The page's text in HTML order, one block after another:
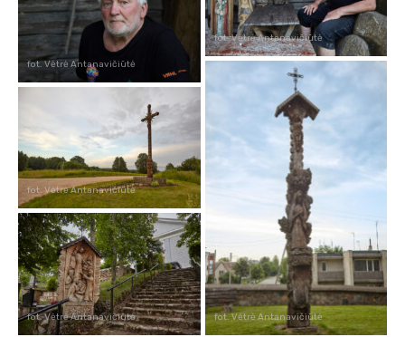
fot. Vėtrė Antanavičiūtė
fot. Vėtrė Antanavičiūtė
fot. Vėtrė Antanavičiūtė
fot. Vėtrė Antanavičiūtė
fot. Vėtrė Antanavičiūtė